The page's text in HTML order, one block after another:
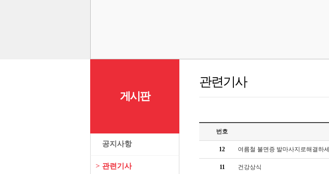
게시판
공지사항
> 관련기사
관련기사
번호
12 여름철 불면증 발마사지로해결하
11 건강상식